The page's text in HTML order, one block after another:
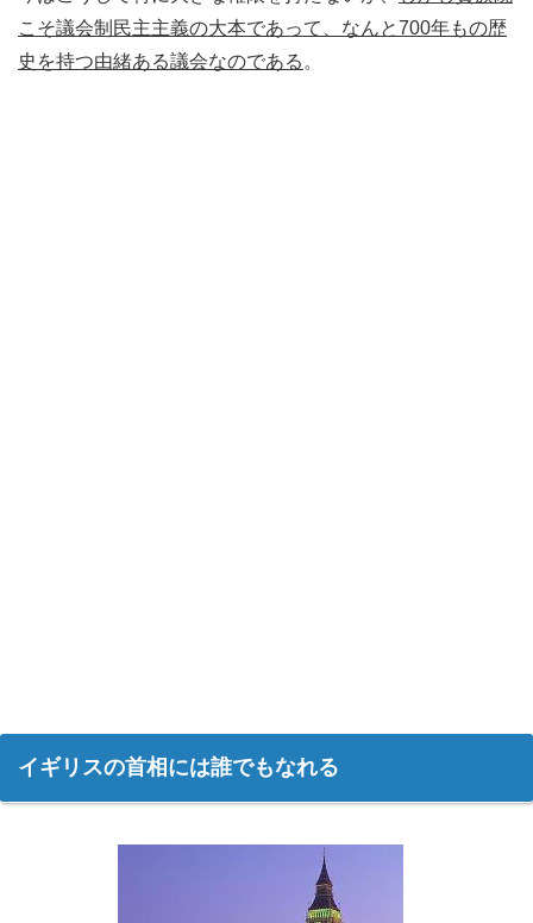
こそ議会制民主主義の大本であって、 なんと700年もの歴
史を持つ由緒ある議会なのである 。
イギリスの首相には誰でもなれる